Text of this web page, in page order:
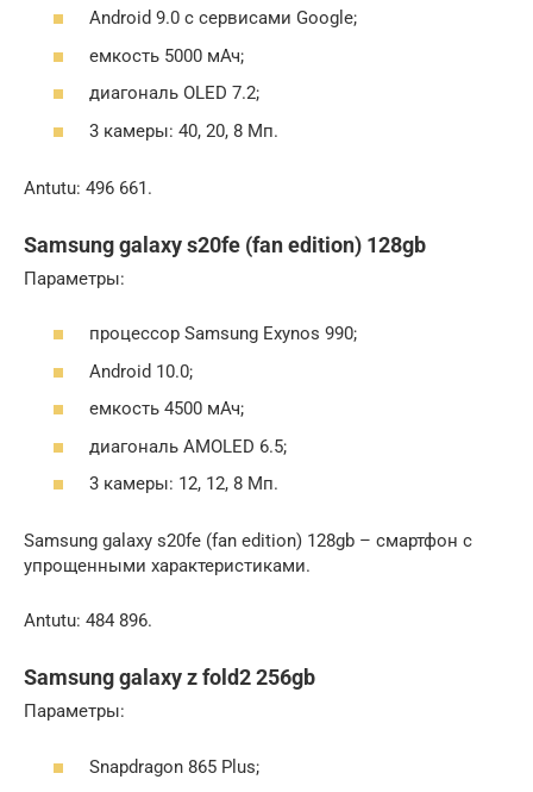
Android 9.0 с сервисами Google;
емкость 5000 мАч;
диагональ OLED 7.2;
3 камеры: 40, 20, 8 Мп.
Antutu: 496 661.
Samsung galaxy s20fe (fan edition) 128gb
Параметры:
процессор Samsung Exynos 990;
Android 10.0;
емкость 4500 мАч;
диагональ AMOLED 6.5;
3 камеры: 12, 12, 8 Мп.
Samsung galaxy s20fe (fan edition) 128gb – смартфон с
упрощенными характеристиками.
Antutu: 484 896.
Samsung galaxy z fold2 256gb
Параметры:
Snapdragon 865 Plus;